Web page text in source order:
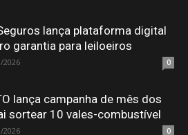
lança plataforma digital
garantia para leiloeiros
2026 0
lança campanha de mês dos
sortear 10 vales-combustível
2026 0